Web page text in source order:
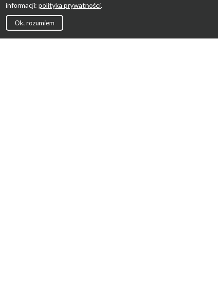
informacji: polityka prywatności.
Ok, rozumiem